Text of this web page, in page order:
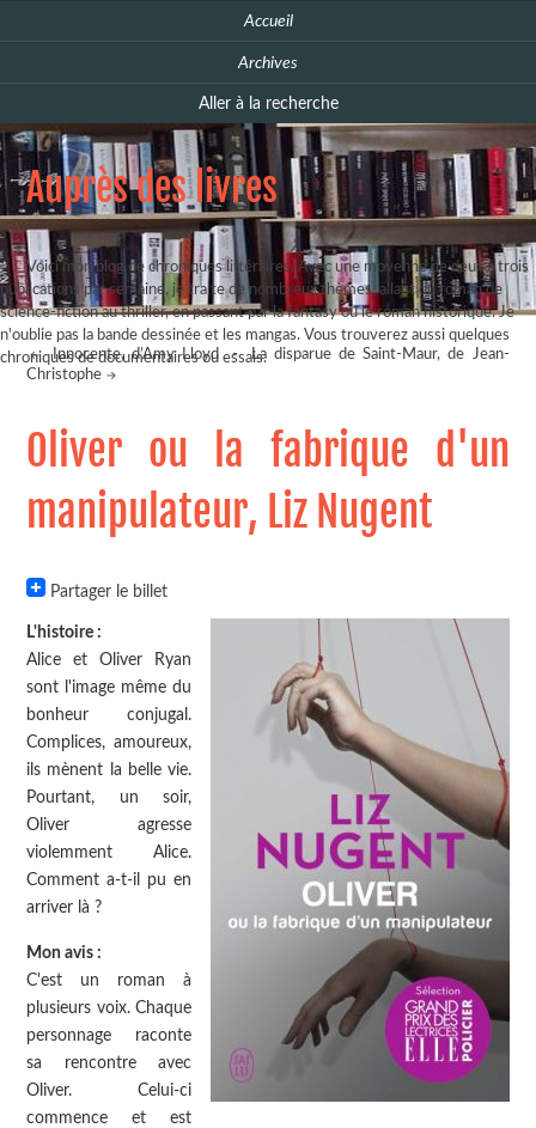
Accueil
Archives
Aller à la recherche
Auprès des livres
Voici mon blog de chroniques littéraires. Avec une moyenne de deux à trois
publications par semaine, je traite de nombreux thèmes, allant du roman de
science-fiction au thriller, en passant par la fantasy ou le roman historique. Je
n'oublie pas la bande dessinée et les mangas. Vous trouverez aussi quelques
chroniques de documentaires ou essais.
Innocente, d’Amy Lloyd -
La disparue de Saint-Maur, de Jean-
Christophe
Oliver ou la fabrique d'un
manipulateur, Liz Nugent
Partager le billet
L'histoire :
Alice et Oliver Ryan
sont l'image même du
bonheur conjugal.
Complices, amoureux,
ils mènent la belle vie.
Pourtant, un soir,
Oliver agresse
violemment Alice.
Comment a-t-il pu en
arriver là ?
Mon avis :
C'est un roman à
plusieurs voix. Chaque
personnage raconte
sa rencontre avec
Oliver. Celui-ci
commence et est